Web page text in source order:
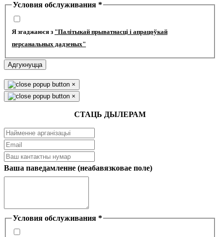
Условия обслуживания *
Я згаджаюся з "Палітыкай прыватнасці і апрацоўкай
персанальных дадзеных"
Адгукнуцца
×
×
СТАЦЬ ДЫЛЕРАМ
Ваша паведамленне (неабавязковае поле)
Условия обслуживания *